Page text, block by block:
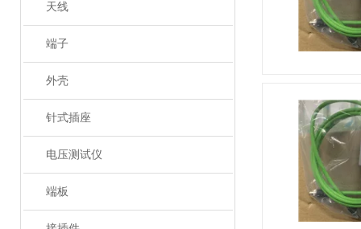
天线
端子
外壳
针式插座
电压测试仪
端板